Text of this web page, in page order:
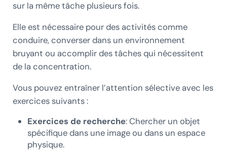
sur la même tâche plusieurs fois.
Elle est nécessaire pour des activités comme
conduire, converser dans un environnement
bruyant ou accomplir des tâches qui nécessitent
de la concentration.
Vous pouvez entraîner l’attention sélective avec les
exercices suivants :
Exercices de recherche: Chercher un objet
spécifique dans une image ou dans un espace
physique.